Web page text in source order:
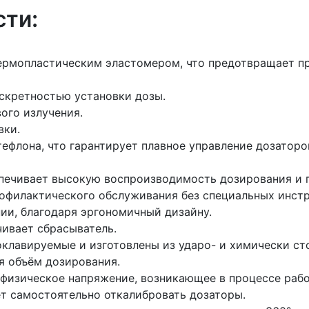
эластомером, что предотвращает
установки дозы.
излучения.
что гарантирует плавное управление
высокую воспроизводимость дозирования и
обслуживания без специальных
благодаря эргономичный дизайну.
сбрасыватель.
и изготовлены из ударо- и химически
объём дозирования.
напряжение, возникающее в процессе
самостоятельно откалибровать дозаторы.